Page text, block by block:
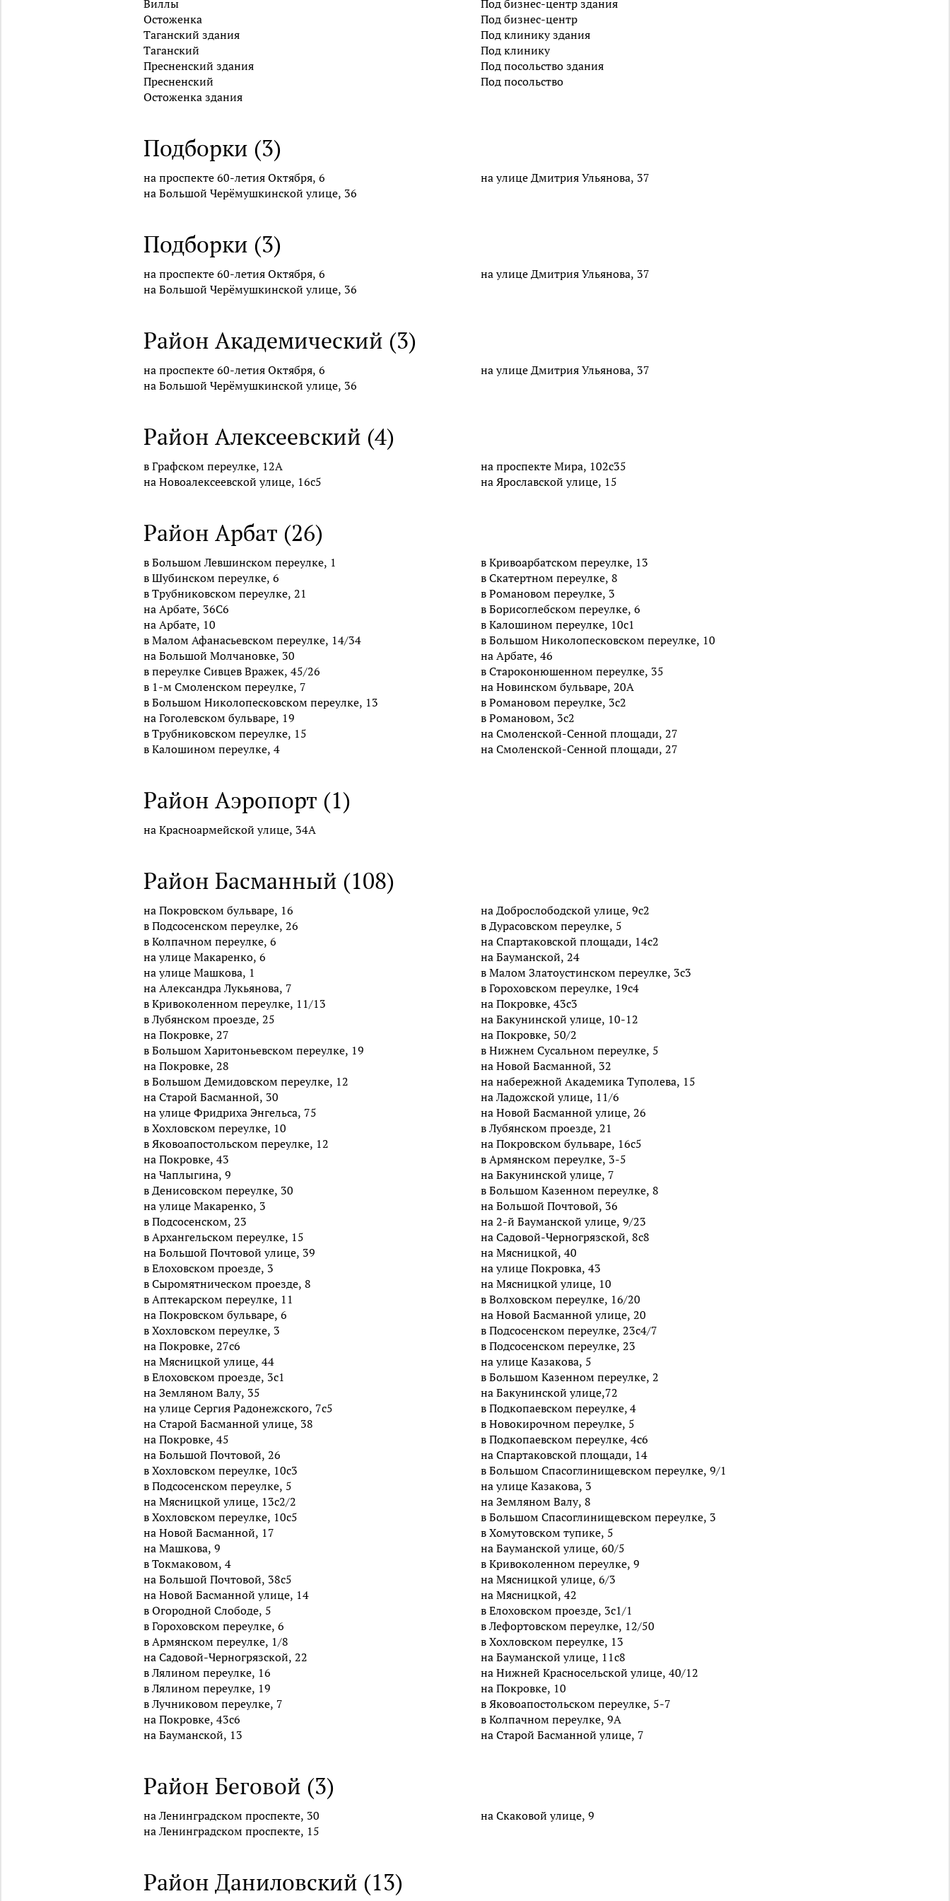
Виллы
Остоженка
Таганский здания
Таганский
Пресненский здания
Пресненский
Остоженка здания
Под бизнес-центр здания
Под бизнес-центр
Под клинику здания
Под клинику
Под посольство здания
Под посольство
Подборки (3)
на проспекте 60-летия Октября, 6
на Большой Черёмушкинской улице, 36
на улице Дмитрия Ульянова, 37
Подборки (3)
на проспекте 60-летия Октября, 6
на Большой Черёмушкинской улице, 36
на улице Дмитрия Ульянова, 37
Район Академический (3)
на проспекте 60-летия Октября, 6
на Большой Черёмушкинской улице, 36
на улице Дмитрия Ульянова, 37
Район Алексеевский (4)
в Графском переулке, 12А
на Новоалексеевской улице, 16с5
на проспекте Мира, 102с35
на Ярославской улице, 15
Район Арбат (26)
в Большом Левшинском переулке, 1
в Шубинском переулке, 6
в Трубниковском переулке, 21
на Арбате, 36С6
на Арбате, 10
в Малом Афанасьевском переулке, 14/34
на Большой Молчановке, 30
в переулке Сивцев Вражек, 45/26
в 1-м Смоленском переулке, 7
в Большом Николопесковском переулке, 13
на Гоголевском бульваре, 19
в Трубниковском переулке, 15
в Калошином переулке, 4
в Кривоарбатском переулке, 13
в Скатертном переулке, 8
в Романовом переулке, 3
в Борисоглебском переулке, 6
в Калошином переулке, 10с1
в Большом Николопесковском переулке, 10
на Арбате, 46
в Староконюшенном переулке, 35
на Новинском бульваре, 20А
в Романовом переулке, 3с2
в Романовом, 3с2
на Смоленской-Сенной площади, 27
на Смоленской-Сенной площади, 27
Район Аэропорт (1)
на Красноармейской улице, 34А
Район Басманный (108)
на Покровском бульваре, 16
в Подсосенском переулке, 26
в Колпачном переулке, 6
на улице Макаренко, 6
на улице Машкова, 1
на Александра Лукьянова, 7
в Кривоколенном переулке, 11/13
в Лубянском проезде, 25
на Покровке, 27
в Большом Харитоньевском переулке, 19
на Покровке, 28
в Большом Демидовском переулке, 12
на Старой Басманной, 30
на улице Фридриха Энгельса, 75
в Хохловском переулке, 10
в Яковоапостольском переулке, 12
на Покровке, 43
на Чаплыгина, 9
в Денисовском переулке, 30
на улице Макаренко, 3
в Подсосенском, 23
в Архангельском переулке, 15
на Большой Почтовой улице, 39
в Елоховском проезде, 3
в Сыромятническом проезде, 8
в Аптекарском переулке, 11
на Покровском бульваре, 6
в Хохловском переулке, 3
на Покровке, 27с6
на Мясницкой улице, 44
в Елоховском проезде, 3с1
на Земляном Валу, 35
на улице Сергия Радонежского, 7с5
на Старой Басманной улице, 38
на Покровке, 45
на Большой Почтовой, 26
в Хохловском переулке, 10с3
в Подсосенском переулке, 5
на Мясницкой улице, 13с2/2
в Хохловском переулке, 10с5
на Новой Басманной, 17
на Машкова, 9
в Токмаковом, 4
на Большой Почтовой, 38с5
на Новой Басманной улице, 14
в Огородной Слободе, 5
в Гороховском переулке, 6
в Армянском переулке, 1/8
на Садовой-Черногрязской, 22
в Лялином переулке, 16
в Лялином переулке, 19
в Лучниковом переулке, 7
на Покровке, 43с6
на Бауманской, 13
на Доброслободской улице, 9с2
в Дурасовском переулке, 5
на Спартаковской площади, 14с2
на Бауманской, 24
в Малом Златоустинском переулке, 3с3
в Гороховском переулке, 19с4
на Покровке, 43с3
на Бакунинской улице, 10-12
на Покровке, 50/2
в Нижнем Сусальном переулке, 5
на Новой Басманной, 32
на набережной Академика Туполева, 15
на Ладожской улице, 11/6
на Новой Басманной улице, 26
в Лубянском проезде, 21
на Покровском бульваре, 16с5
в Армянском переулке, 3-5
на Бакунинской улице, 7
в Большом Казенном переулке, 8
на Большой Почтовой, 36
на 2-й Бауманской улице, 9/23
на Садовой-Черногрязской, 8с8
на Мясницкой, 40
на улице Покровка, 43
на Мясницкой улице, 10
в Волховском переулке, 16/20
на Новой Басманной улице, 20
в Подсосенском переулке, 23с4/7
в Подсосенском переулке, 23
на улице Казакова, 5
в Большом Казенном переулке, 2
на Бакунинской улице,72
в Подкопаевском переулке, 4
в Новокирочном переулке, 5
в Подкопаевском переулке, 4с6
на Спартаковской площади, 14
в Большом Спасоглинищевском переулке, 9/1
на улице Казакова, 3
на Земляном Валу, 8
в Большом Спасоглинищевском переулке, 3
в Хомутовском тупике, 5
на Бауманской улице, 60/5
в Кривоколенном переулке, 9
на Мясницкой улице, 6/3
на Мясницкой, 42
в Елоховском проезде, 3с1/1
в Лефортовском переулке, 12/50
в Хохловском переулке, 13
на Бауманской улице, 11с8
на Нижней Красносельской улице, 40/12
на Покровке, 10
в Яковоапостольском переулке, 5-7
в Колпачном переулке, 9А
на Старой Басманной улице, 7
Район Беговой (3)
на Ленинградском проспекте, 30
на Ленинградском проспекте, 15
на Скаковой улице, 9
Район Даниловский (13)